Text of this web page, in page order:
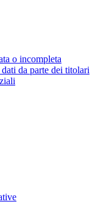
o incompleta
da parte dei titolari